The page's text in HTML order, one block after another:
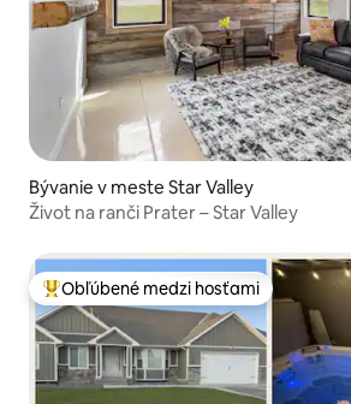
Bývanie v meste Star Valley
Život na ranči Prater – Star Valley
Najobľúbenejšie medzi hosťami
Obľúbené medzi hosťami